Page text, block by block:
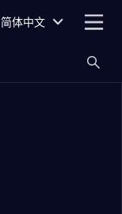
简体中文